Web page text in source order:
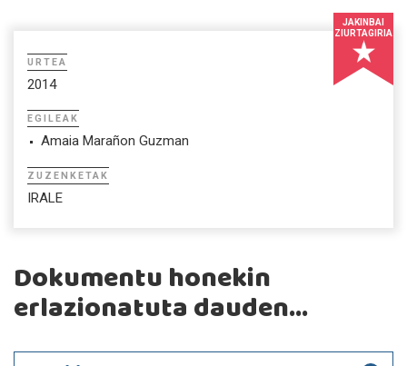
JAKINBAI
ZIURTAGIRIA
URTEA
2014
EGILEAK
Amaia Marañon Guzman
ZUZENKETAK
IRALE
Dokumentu honekin
erlazionatuta dauden...